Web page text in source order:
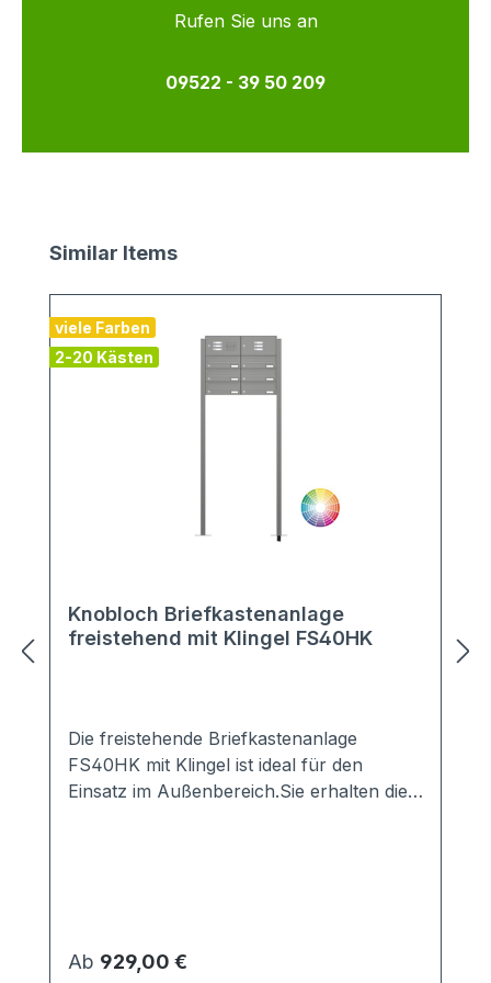
Rufen Sie uns an
09522 - 39 50 209
Produktgalerie überspringen
Similar Items
viele Farben
2-20 Kästen
Knobloch Briefkastenanlage
freistehend mit Klingel FS40HK
Die freistehende Briefkastenanlage
FS40HK mit Klingel ist ideal für den
Einsatz im Außenbereich.Sie erhalten die
den aktuellen Vorschriften gemäß EN
13724 genormt.Lieferung erfolgt komplett
Regulärer Preis:
Ab 929,00 €